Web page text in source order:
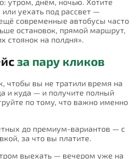
уехать под рассвет —
современные автобусы часто
остановок, прямой маршрут,
стоянок на полдня».
за пару кликов
чтобы вы не тратили время на
и куда — и получите полный
по тому, что важно именно
до премиум-вариантов — с
за что вы платите.
выехать — вечером уже на